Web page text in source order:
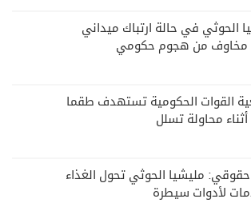
الحوثي في حالة ارتباك ميداني
من هجوم حكومي
القوات الحكومية تستهدف طقما
أثناء محاولة تسلل
حقوقي: مليشيا الحوثي تحول الغذاء
لأدوات سيطرة